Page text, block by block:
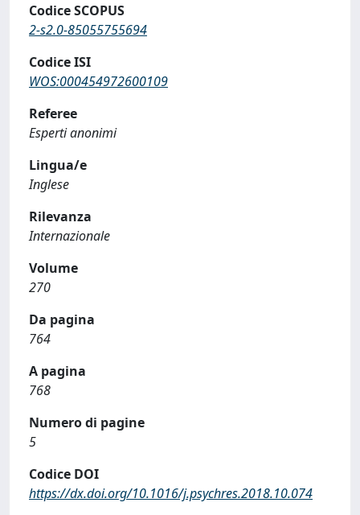
Codice SCOPUS
2-s2.0-85055755694
Codice ISI
WOS:000454972600109
Referee
Esperti anonimi
Lingua/e
Inglese
Rilevanza
Internazionale
Volume
270
Da pagina
764
A pagina
768
Numero di pagine
5
Codice DOI
https://dx.doi.org/10.1016/j.psychres.2018.10.074